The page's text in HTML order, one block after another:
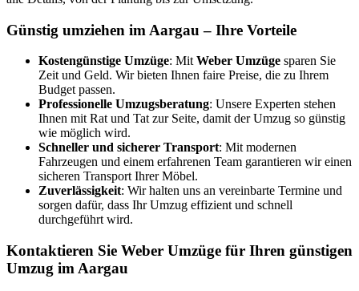
Günstig umziehen im Aargau – Ihre Vorteile
Kostengünstige Umzüge: MitWeber Umzüge sparen Sie
Zeit und Geld. Wir bieten Ihnen faire Preise, die zu Ihrem
Budget passen.
Professionelle Umzugsberatung: Unsere Experten stehen
Ihnen mit Rat und Tat zur Seite, damit der Umzug so günstig
wie möglich wird.
Schneller und sicherer Transport: Mit modernen
Fahrzeugen und einem erfahrenen Team garantieren wir einen
sicheren Transport Ihrer Möbel.
Zuverlässigkeit: Wir halten uns an vereinbarte Termine und
sorgen dafür, dass Ihr Umzug effizient und schnell
durchgeführt wird.
Kontaktieren Sie Weber Umzüge für Ihren günstigen
Umzug im Aargau